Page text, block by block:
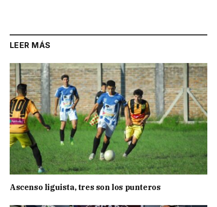
LEER MÁS
Ascenso liguista, tres son los punteros